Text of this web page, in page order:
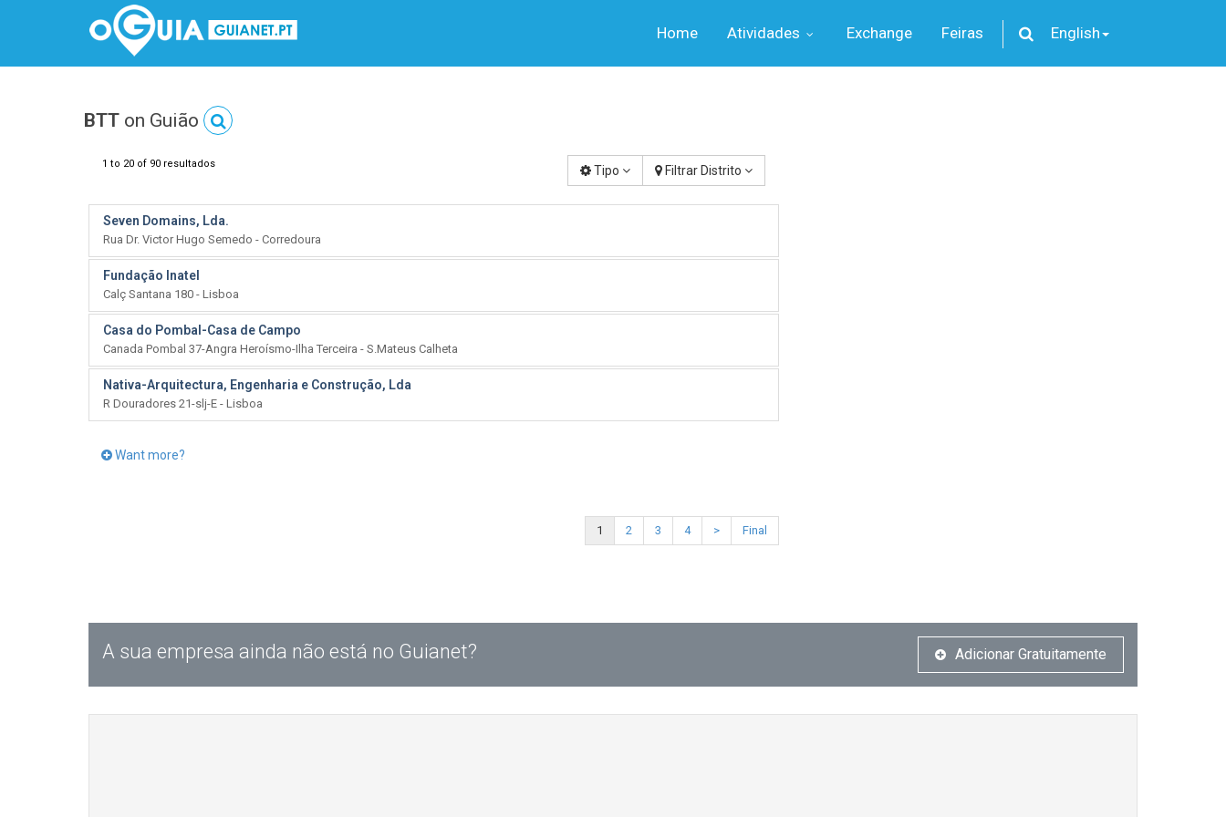
Home Atividades Exchange Feiras English
BTT on Guião
1 to 20 of 90 resultados Tipo Filtrar Distrito
Seven Domains, Lda.
Rua Dr. Victor Hugo Semedo - Corredoura
Fundação Inatel
Calç Santana 180 - Lisboa
Casa do Pombal-Casa de Campo
Canada Pombal 37-Angra Heroísmo-Ilha Terceira - S.Mateus Calheta
Nativa-Arquitectura, Engenharia e Construção, Lda
R Douradores 21-slj-E - Lisboa
Want more?
1 2 3 4 > Final
A sua empresa ainda não está no Guianet? Adicionar Gratuitamente